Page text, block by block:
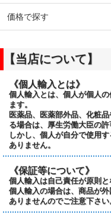
価格で探す
【当店について】
《個人輸入とは》
個人輸入とは、個人が個人
ます。
医薬品、医薬部外品、化粧
る場合は、厚生労働大臣の許
しかし、個人が自分で使用
ありません。
《保証等について》
個人輸入は自己責任が原則と
個人輸入の場合は、商品が
ありませんのでご注意下さい